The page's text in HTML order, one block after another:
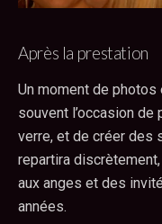
Après la prestation
Un moment de photos
souvent l’occasion de
verre, et de créer des
repartira
aux anges et des
années.